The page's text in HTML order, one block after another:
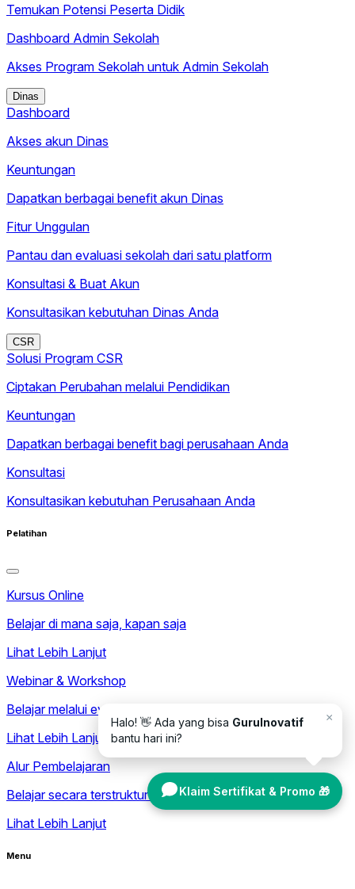
×
Halo! 👋 Ada yang bisa GuruInovatif
bantu hari ini?
Klaim Sertifikat & Promo 🎁
Temukan Potensi Peserta Didik
Dashboard Admin Sekolah
Akses Program Sekolah untuk Admin Sekolah
Dinas
Dashboard
Akses akun Dinas
Keuntungan
Dapatkan berbagai benefit akun Dinas
Fitur Unggulan
Pantau dan evaluasi sekolah dari satu platform
Konsultasi & Buat Akun
Konsultasikan kebutuhan Dinas Anda
CSR
Solusi Program CSR
Ciptakan Perubahan melalui Pendidikan
Keuntungan
Dapatkan berbagai benefit bagi perusahaan Anda
Konsultasi
Konsultasikan kebutuhan Perusahaan Anda
Pelatihan
Kursus Online
Belajar di mana saja, kapan saja
Lihat Lebih Lanjut
Webinar & Workshop
Belajar melalui event premium
Lihat Lebih Lanjut
Alur Pembelajaran
Belajar secara terstruktur dengan silabus terarah
Lihat Lebih Lanjut
Menu